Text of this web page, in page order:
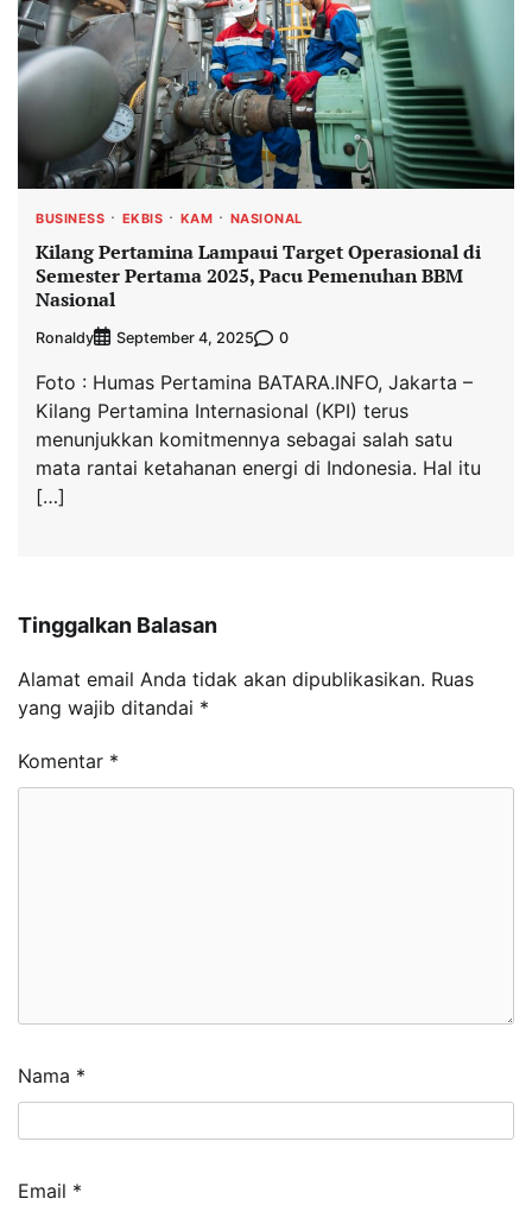
BUSINESS EKBIS KAM NASIONAL
Kilang Pertamina Lampaui Target Operasional di
Semester Pertama 2025, Pacu Pemenuhan BBM
Nasional
Ronaldy September 4, 2025 0
Foto : Humas Pertamina BATARA.INFO, Jakarta –
Kilang Pertamina Internasional (KPI) terus
menunjukkan komitmennya sebagai salah satu
mata rantai ketahanan energi di Indonesia. Hal itu
[…]
Tinggalkan Balasan
Alamat email Anda tidak akan dipublikasikan. Ruas
yang wajib ditandai *
Komentar *
Nama *
Email *